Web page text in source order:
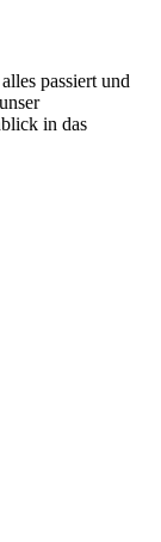
passiert und
in das